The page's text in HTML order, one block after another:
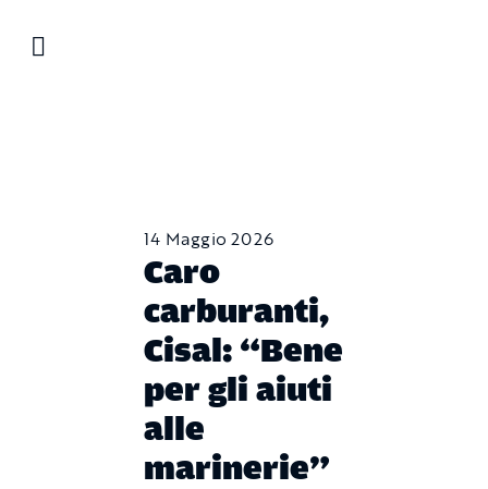
14 Maggio 2026
Caro
carburanti,
Cisal: “Bene
per gli aiuti
alle
marinerie”